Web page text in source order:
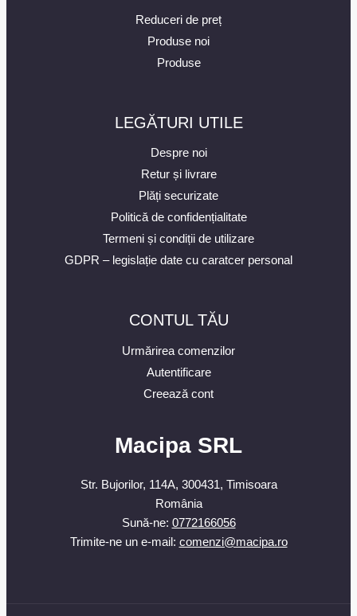
Reduceri de preț
Produse noi
Produse
LEGĂTURI UTILE
Despre noi
Retur și livrare
Plăți securizate
Politică de confidențialitate
Termeni și condiții de utilizare
GDPR – legislație date cu caratcer personal
CONTUL TĂU
Urmărirea comenzilor
Autentificare
Creează cont
Macipa SRL
Str. Bujorilor, 114A, 300431, Timisoara
România
Sună-ne: 0772166056
Trimite-ne un e-mail: comenzi@macipa.ro